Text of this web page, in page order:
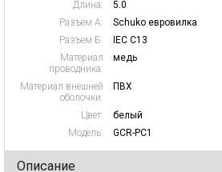
Длина:
5.0
Разъем А:
Schuko евровилка
Разъем Б:
IEC C13
Материал
проводника:
медь
Материал внешней
оболочки:
ПВХ
Цвет:
белый
Модель:
GCR-PC1
Описание